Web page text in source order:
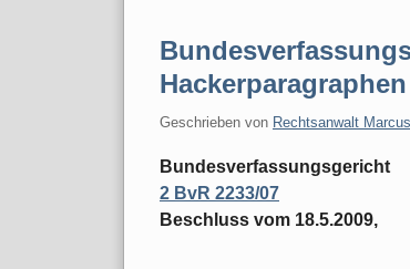
Geschrieben von Rechtsanwalt
Bundesverfassungsgericht
2 BvR 2233/07
Beschluss vom 18.5.2009,